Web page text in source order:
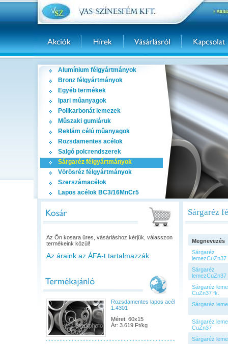
Alumínium félgyártmányok
Bronz félgyártmányok
Egyéb termékek
Ipari mûanyagok
Polikarbonát lemezek
Mûszaki gumiáruk
Reklám célú mûanyagok
Rozsdamentes acélok
Salgó polcrendszerek
Sárgaréz félgyártmányok
Vörösréz félgyártmányok
Szerszámacélok
Lapos acélok BC3/16MnCr5
Az Ön kosara üres, vásárláshoz kérjük, válasszon
termékeink közül!
Az áraink az ÁFA-t tartalmazzák.
Rozsdamentes lapos acél
1.4301
Méret: 60x15
Ár: 3.619 Ft/kg
Sárgaréz
Megnevezés
Sárgaréz
lemezCuZn37
Sárgaréz
lemezCuZn37
Sárgaréz
CuZn37 fk.
Sárgaréz
Sárgaréz
CuZn37
Sárgaréz